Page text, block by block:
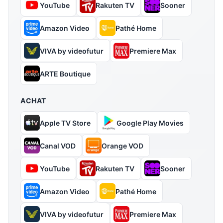
YouTube Rakuten TV Sooner
Amazon Video Pathé Home
VIVA by videofutur Premiere Max
ARTE Boutique
ACHAT
Apple TV Store Google Play Movies
Canal VOD Orange VOD
YouTube Rakuten TV Sooner
Amazon Video Pathé Home
VIVA by videofutur Premiere Max